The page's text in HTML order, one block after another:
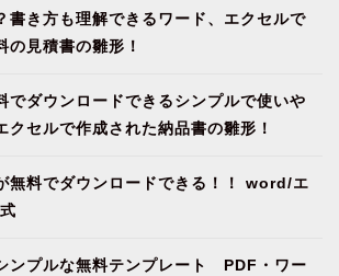
書き方も理解できるワード、エクセルで
の見積書の雛形！
でダウンロードできるシンプルで使いや
クセルで作成された納品書の雛形！
無料でダウンロードできる！！ word/エ
ンプルな無料テンプレート PDF・ワー